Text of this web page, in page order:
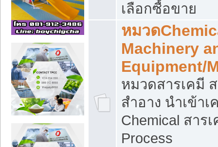
เลือกซื้อขาย
หมวด
Machinery
Equipment/
หมวดสารเคมี
สำอาง นำเข้
Chemical สาร
Process